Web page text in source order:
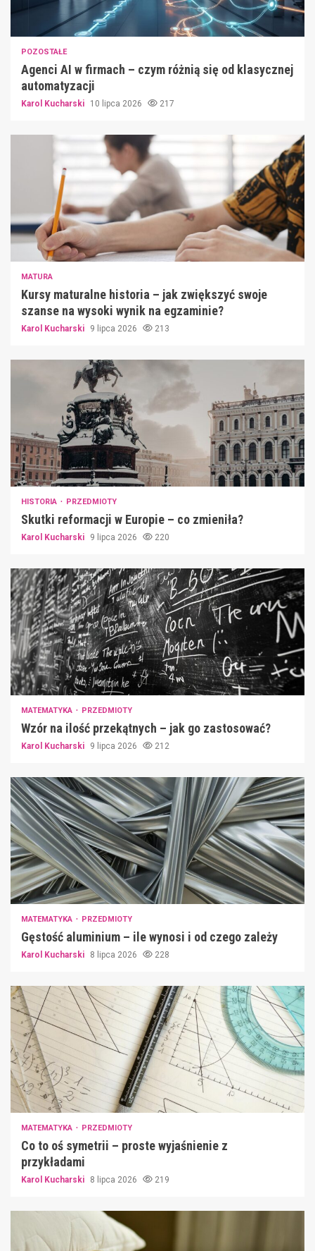
POZOSTAŁE
Agenci AI w firmach – czym różnią się od klasycznej
automatyzacji
Karol Kucharski 10 lipca 2026 217
MATURA
Kursy maturalne historia – jak zwiększyć swoje
szanse na wysoki wynik na egzaminie?
Karol Kucharski 9 lipca 2026 213
HISTORIA PRZEDMIOTY
Skutki reformacji w Europie – co zmieniła?
Karol Kucharski 9 lipca 2026 220
MATEMATYKA PRZEDMIOTY
Wzór na ilość przekątnych – jak go zastosować?
Karol Kucharski 9 lipca 2026 212
MATEMATYKA PRZEDMIOTY
Gęstość aluminium – ile wynosi i od czego zależy
Karol Kucharski 8 lipca 2026 228
MATEMATYKA PRZEDMIOTY
Co to oś symetrii – proste wyjaśnienie z
przykładami
Karol Kucharski 8 lipca 2026 219